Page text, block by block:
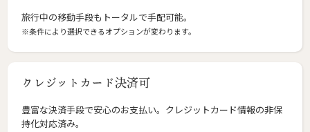
旅行中の移動手段もトータルで手配可能。
※条件により選択できるオプションが変わります。
クレジットカード決済可
豊富な決済手段で安心のお支払い。クレジットカード情報の非保
持化対応済み。